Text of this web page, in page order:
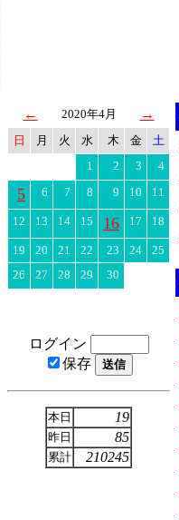
← 2020年4月 →
日 月 火 水 木 金
土
1
2 3 4
5 6 7 8 9 10 11
12 13 14 15 16 17 18
19 20 21 22 23 24
25
26
27 28 29 30
ログイン
保存
本日 19
昨日 85
累計 210245